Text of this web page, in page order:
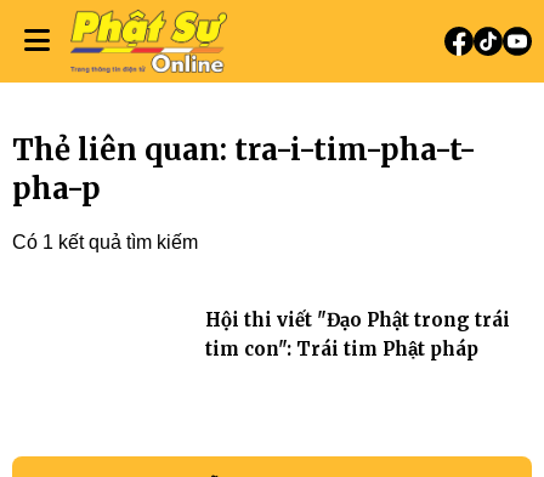
Thẻ liên quan: tra-i-tim-pha-t-
pha-p
Có 1 kết quả tìm kiếm
Hội thi viết "Đạo Phật trong trái
tim con": Trái tim Phật pháp